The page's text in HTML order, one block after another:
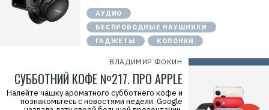
АУДИО
БЕСПРОВОДНЫЕ НАУШНИКИ
ГАДЖЕТЫ
КОЛОНКИ
ВЛАДИМИР ФОКИН
СУББОТНИЙ КОФЕ №217. ПРО APPLE
Налейте чашку ароматного субботнего кофе и
познакомьтесь с новостями недели. Google